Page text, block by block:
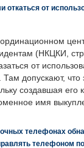
от
(НКЦКИ,
от
Там допускают, что
создавшая его
имя
телефонах
телефоном